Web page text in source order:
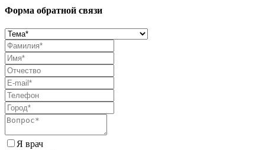
Форма обратной связи
Я врач